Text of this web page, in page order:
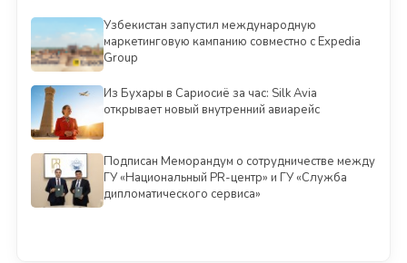
Узбекистан запустил международную
маркетинговую кампанию совместно с Expedia
Group
Из Бухары в Сариосиё за час: Silk Avia
открывает новый внутренний авиарейс
Подписан Меморандум о сотрудничестве между
ГУ «Национальный PR-центр» и ГУ «Служба
дипломатического сервиса»